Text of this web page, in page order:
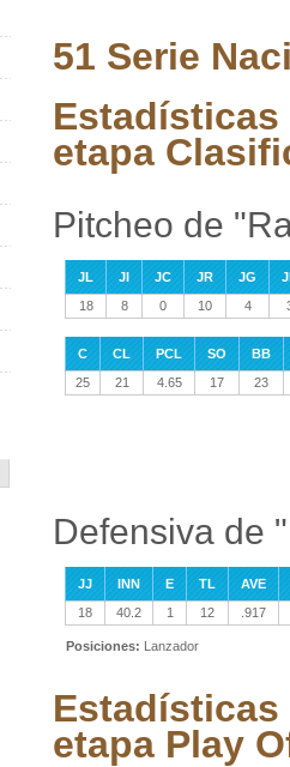
51 Serie
etapa
Pitcheo de
JL JI JC JR JG
18
8 0 10 4
C CL PCL SO
BB
25
21 4.65 17 23
Defensiva de
JJ INN E TL
AVE
18
40.2 1 12 .917
Posiciones: Lanzador
etapa Play